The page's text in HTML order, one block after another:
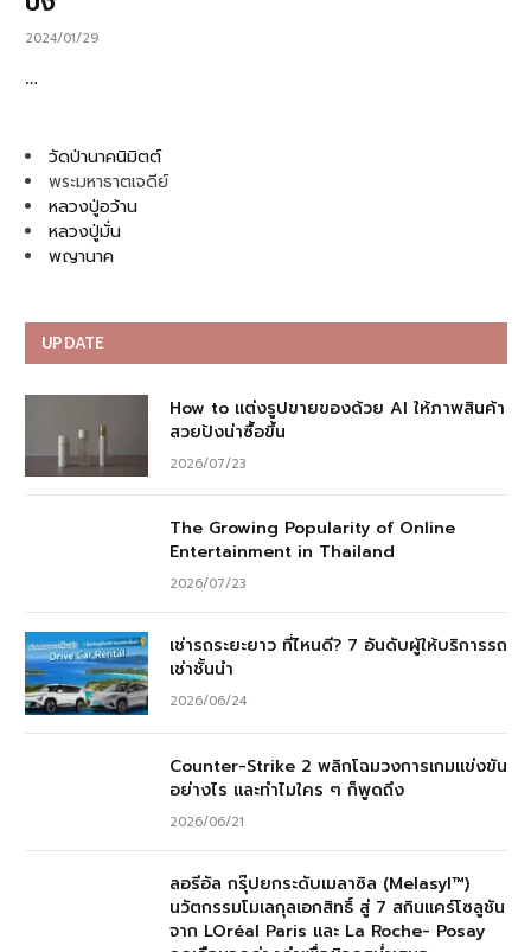
2024/01/29
…
วัดป่านาคนิมิตต์
พระมหาธาตเจดีย์
หลวงปู่อว้าน
หลวงปู่มั่น
พญานาค
UPDATE
How to แต่งรูปขายของด้วย AI ให้ภาพสินค้า
สวยปังน่าซื้อขึ้น
2026/07/23
The Growing Popularity of Online
Entertainment in Thailand
2026/07/23
เช่ารถระยะยาว ที่ไหนดี? 7 อันดับผู้ให้บริการรถ
เช่าชั้นนำ
2026/06/24
Counter-Strike 2 พลิกโฉมวงการเกมแข่งขัน
อย่างไร และทำไมใคร ๆ ก็พูดถึง
2026/06/21
ลอรีอัล กรุ๊ปยกระดับเมลาซิล (Melasyl™)
นวัตกรรมโมเลกุลเอกสิทธิ์ สู่ 7 สกินแคร์โซลูชัน
จาก LOréal Paris และ La Roche- Posay